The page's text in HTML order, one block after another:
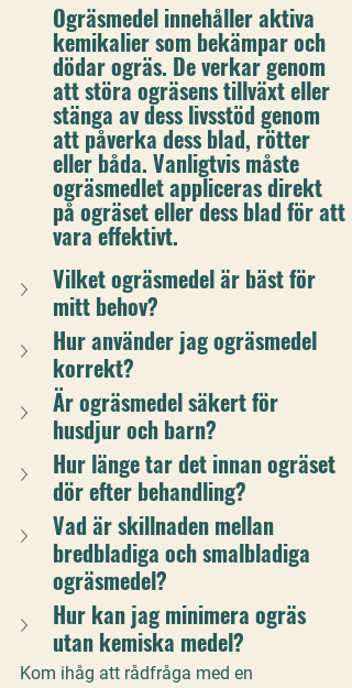
Ogräsmedel innehåller aktiva
kemikalier som bekämpar och
dödar ogräs. De verkar genom
att störa ogräsens tillväxt eller
stänga av dess livsstöd genom
att påverka dess blad, rötter
eller båda. Vanligtvis måste
ogräsmedlet appliceras direkt
på ogräset eller dess blad för att
vara effektivt.
Vilket ogräsmedel är bäst för
mitt behov?
Hur använder jag ogräsmedel
korrekt?
Är ogräsmedel säkert för
husdjur och barn?
Hur länge tar det innan ogräset
dör efter behandling?
Vad är skillnaden mellan
bredbladiga och smalbladiga
ogräsmedel?
Hur kan jag minimera ogräs
utan kemiska medel?
Kom ihåg att rådfråga med en